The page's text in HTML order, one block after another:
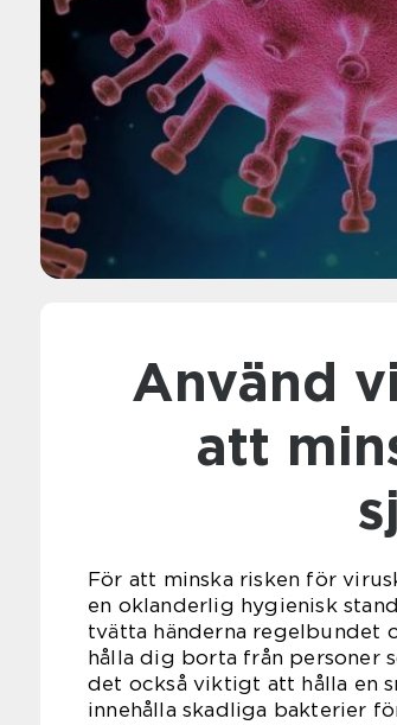
Använd virussanering för
att
För att minska risken för
en oklanderlig hygienisk
tvätta händerna regelbundet
hålla dig borta från personer
det också viktigt att hålla en
innehålla skadliga bakterier